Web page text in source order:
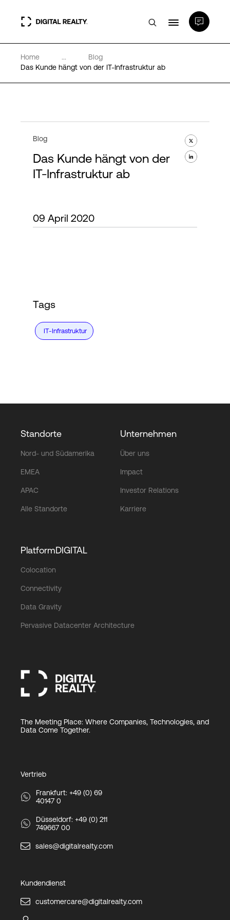
Rechenzentren
Wissenswertes
Language
Home ...
Blog
Das Kunde hängt von der IT-Infrastruktur ab
Blog
Das Kunde hängt von der
IT-Infrastruktur ab
09 April 2020
Tags
IT-Infrastruktur
Standorte
Nord- und Südamerika
EMEA
APAC
Alle Standorte
Unternehmen
Über uns
Impact
Investor Relations
Karriere
PlatformDIGITAL
Colocation
Connectivity
Data Gravity
Pervasive Datacenter Architecture
The Meeting Place: Where Companies, Technologies, and
Data Come Together.
Vertrieb
Frankfurt: +49 (0) 69
40147 0
Düsseldorf: +49 (0) 211
749667 00
sales@digitalrealty.com
Kundendienst
customercare@digitalrealty.com